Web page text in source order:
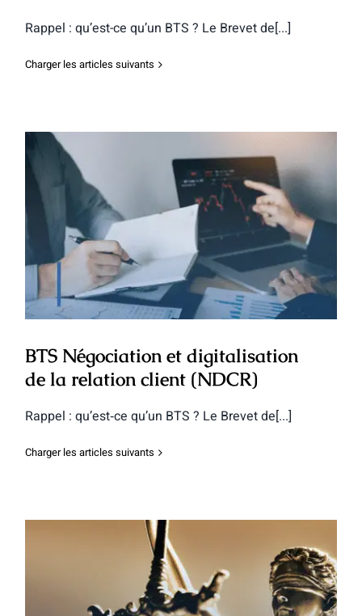
Rappel : qu’est-ce qu’un BTS ? Le Brevet de[...]
Charger les articles suivants
BTS Négociation et digitalisation de la
relation client (NDCR)
BTS Négociation et digitalisation
de la relation client (NDCR)
Rappel : qu’est‑ce qu’un BTS ? Le Brevet de[...]
Charger les articles suivants